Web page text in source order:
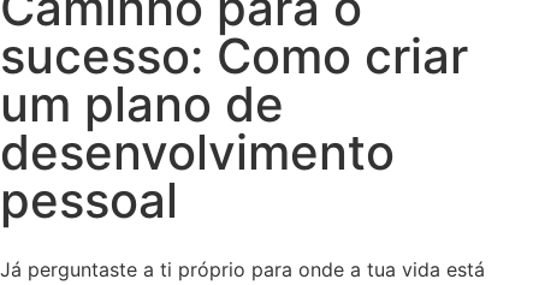
sucesso: Como criar
um plano de
desenvolvimento
pessoal
Já perguntaste a ti próprio para onde a tua vida está